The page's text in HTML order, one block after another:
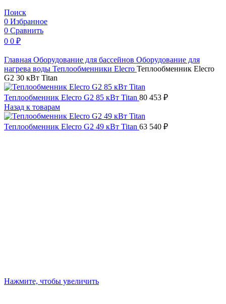
Поиск
0 Избранное
0 Сравнить
0 0 ₽
Главная Оборудование для бассейнов Оборудование для
нагрева воды Теплообменники Elecro Теплообменник Elecro
G2 30 кВт Titan
Теплообменник Elecro G2 85 кВт Titan 80 453 ₽
Назад к товарам
Теплообменник Elecro G2 49 кВт Titan 63 540 ₽
Нажмите, чтобы увеличить